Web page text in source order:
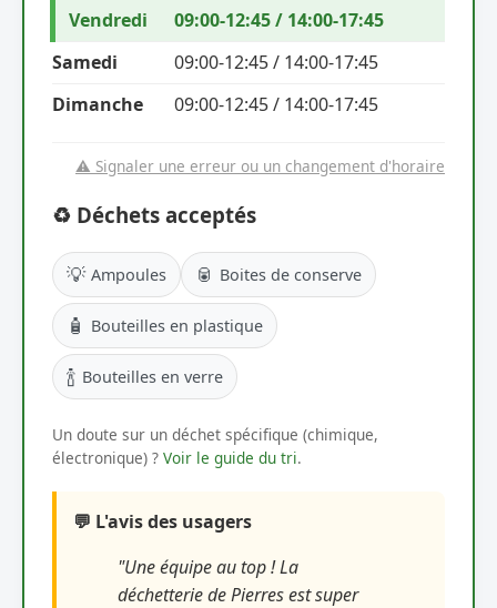
Vendredi
09:00-12:45 / 14:00-17:45
Samedi
09:00-12:45 / 14:00-17:45
Dimanche
09:00-12:45 / 14:00-17:45
⚠️ Signaler une erreur ou un changement d'horaire
♻️ Déchets acceptés
💡 Ampoules 🥫 Boites de conserve
🧴 Bouteilles en plastique
🍾 Bouteilles en verre
Un doute sur un déchet spécifique (chimique,
électronique) ? Voir le guide du tri.
💬 L'avis des usagers
"Une équipe au top ! La
déchetterie de Pierres est super